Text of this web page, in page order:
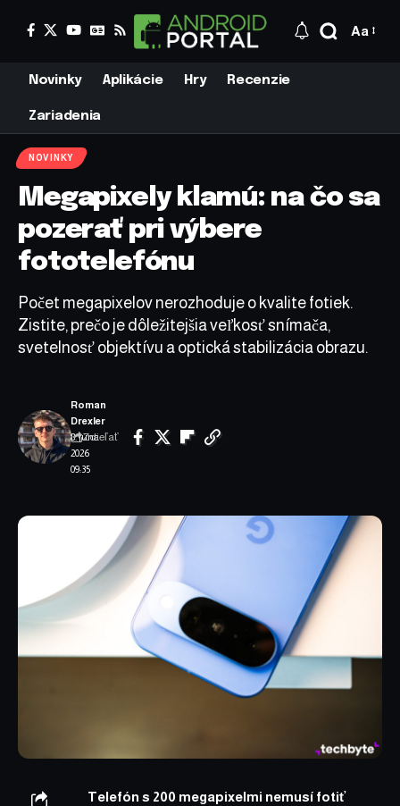
Aa
Novinky Aplikácie Hry Recenzie
Zariadenia
NOVINKY
Megapixely klamú: na čo sa
pozerať pri výbere
fototelefónu
Počet megapixelov nerozhoduje o kvalite fotiek.
Zistite, prečo je dôležitejšia veľkosť snímača,
svetelnosť objektívu a optická stabilizácia obrazu.
8. júna
2026
09:35
Roman
Drexler
Zdieľať
Telefón s 200 megapixelmi nemusí fotiť